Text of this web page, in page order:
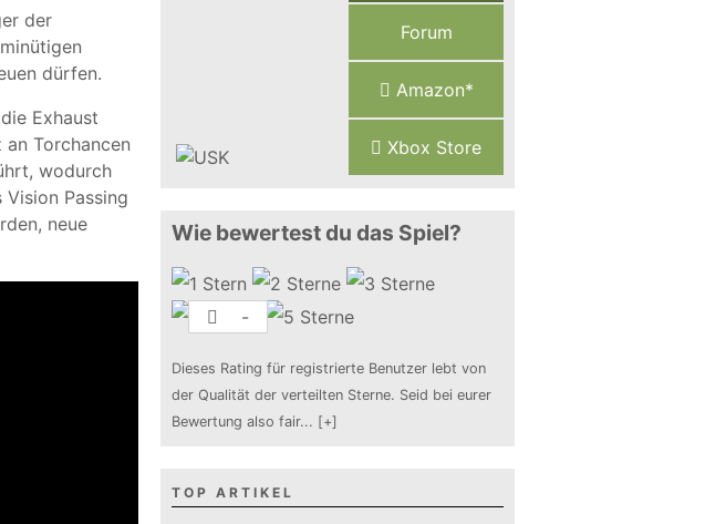
der
dürfen.
Exhaust
Torchancen
wodurch
Passing
neue
Forum
Amazon*
Xbox Store
Wie bewertest du das Spiel?
-
Dieses Rating für registrierte Benutzer lebt von
der Qualität der verteilten Sterne. Seid bei eurer
Bewertung also fair... [+]
TOP ARTIKEL